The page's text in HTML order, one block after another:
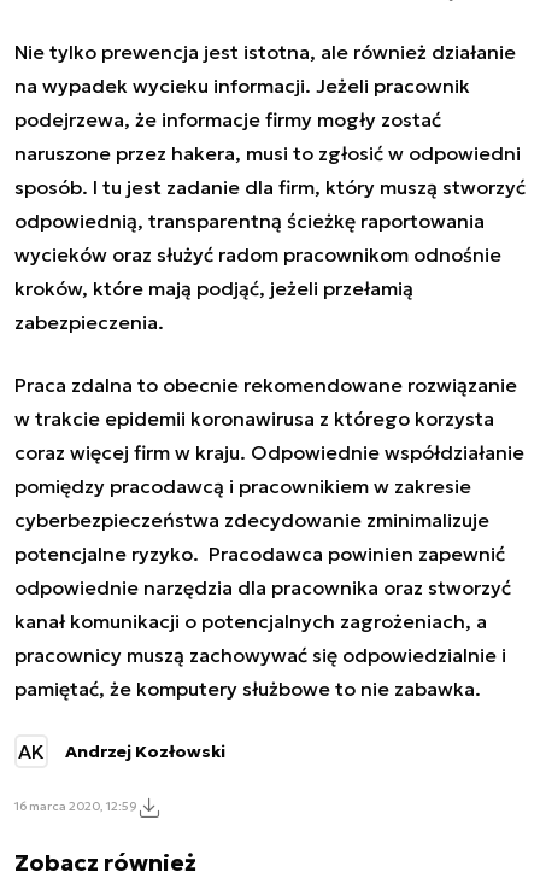
Nie tylko prewencja jest istotna, ale również działanie
na wypadek wycieku informacji. Jeżeli pracownik
podejrzewa, że informacje firmy mogły zostać
naruszone przez hakera, musi to zgłosić w odpowiedni
sposób. I tu jest zadanie dla firm, który muszą stworzyć
odpowiednią, transparentną ścieżkę raportowania
wycieków oraz służyć radom pracownikom odnośnie
kroków, które mają podjąć, jeżeli przełamią
zabezpieczenia.
Praca zdalna to obecnie rekomendowane rozwiązanie
w trakcie epidemii koronawirusa z którego korzysta
coraz więcej firm w kraju. Odpowiednie współdziałanie
pomiędzy pracodawcą i pracownikiem w zakresie
cyberbezpieczeństwa zdecydowanie zminimalizuje
potencjalne ryzyko. Pracodawca powinien zapewnić
odpowiednie narzędzia dla pracownika oraz stworzyć
kanał komunikacji o potencjalnych zagrożeniach, a
pracownicy muszą zachowywać się odpowiedzialnie i
pamiętać, że komputery służbowe to nie zabawka.
AK Andrzej Kozłowski
16 marca 2020, 12:59
Zobacz również